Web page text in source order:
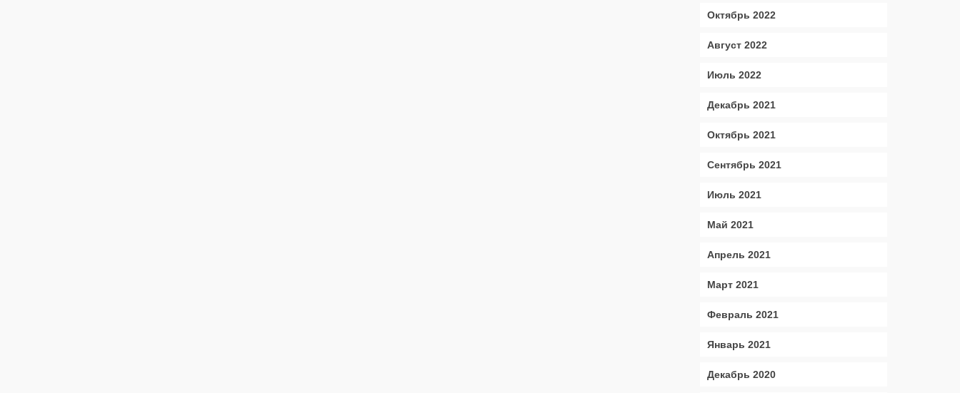
Октябрь 2022
Август 2022
Июль 2022
Декабрь 2021
Октябрь 2021
Сентябрь 2021
Июль 2021
Май 2021
Апрель 2021
Март 2021
Февраль 2021
Январь 2021
Декабрь 2020